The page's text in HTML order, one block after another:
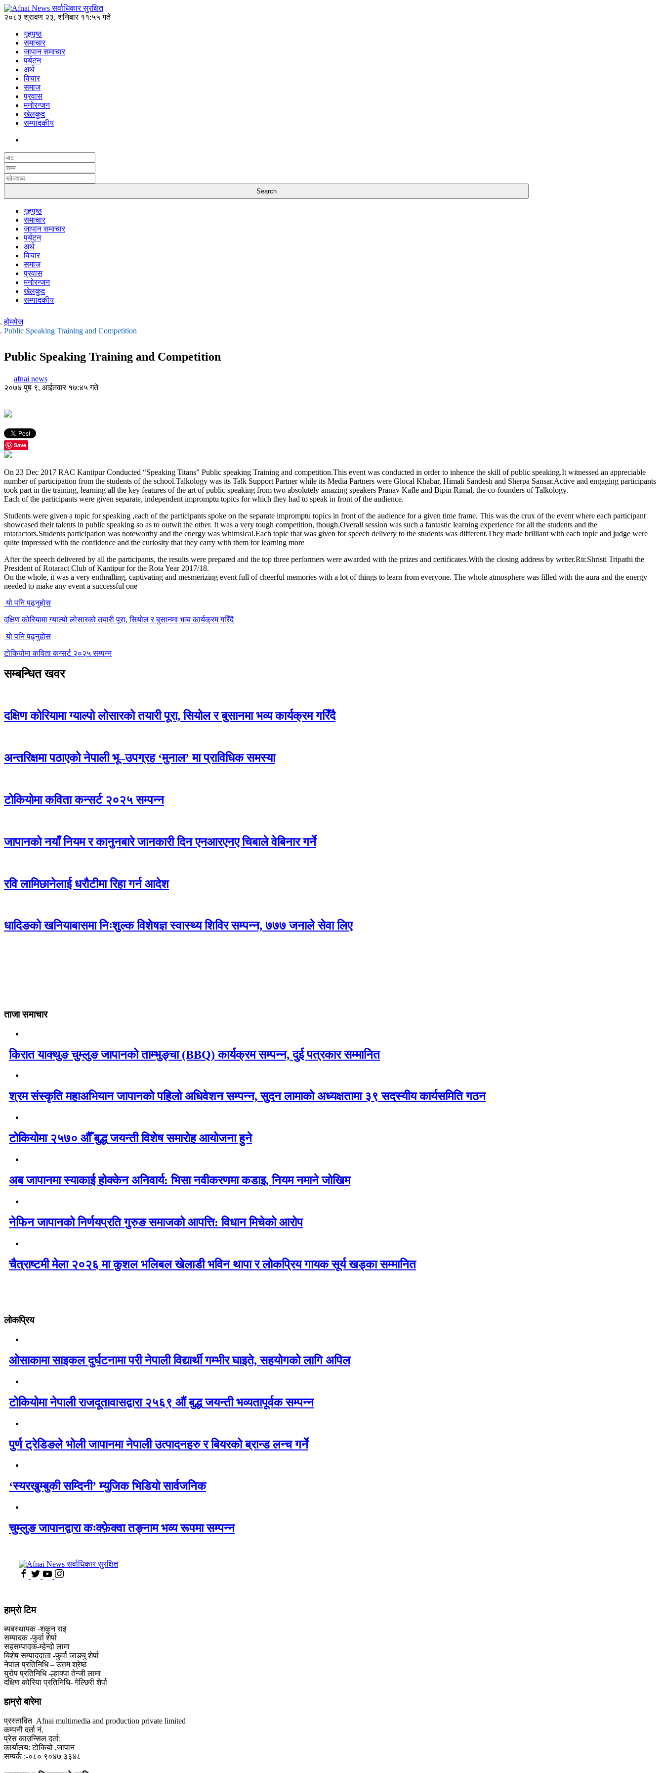
२०८३ श्रावण २३, शनिबार ११:५५ गते
गृहपृष्ठ
समाचार
जापान समाचार
पर्यटन
अर्थ
विचार
समाज
प्रवास
मनोरन्जन
खेलकुद
सम्पादकीय
गृहपृष्ठ
समाचार
जापान समाचार
पर्यटन
अर्थ
विचार
समाज
प्रवास
मनोरन्जन
खेलकुद
सम्पादकीय
होमपेज
Public Speaking Training and Competition
Public Speaking Training and Competition
afnai news
२०७४ पुष ९, आईतवार १७:४५ गते
Save
On 23 Dec 2017 RAC Kantipur Conducted “Speaking Titans” Public speaking Training and competition.This event was conducted in order to inhence the skill of public speaking.It witnessed an appreciable
number of participation from the students of the school.Talkology was its Talk Support Partner while its Media Partners were Glocal Khabar, Himali Sandesh and Sherpa Sansar.Active and engaging participants
took part in the training, learning all the key features of the art of public speaking from two absolutely amazing speakers Pranav Kafle and Bipin Rimal, the co-founders of Talkology.
Each of the participants were given separate, independent impromptu topics for which they had to speak in front of the audience.
Students were given a topic for speaking ,each of the participants spoke on the separate impromptu topics in front of the audience for a given time frame. This was the crux of the event where each participant
showcased their talents in public speaking so as to outwit the other. It was a very tough competition, though.Overall session was such a fantastic learning experience for all the students and the
rotaractors.Students participation was noteworthy and the energy was whimsical.Each topic that was given for speech delivery to the students was different.They made brilliant with each topic and judge were
quite impressed with the confidence and the curiosity that they carry with them for learning more
After the speech delivered by all the participants, the results were prepared and the top three performers were awarded with the prizes and certificates.With the closing address by writer.Rtr.Shristi Tripathi the
President of Rotaract Club of Kantipur for the Rota Year 2017/18.
On the whole, it was a very enthralling, captivating and mesmerizing event full of cheerful memories with a lot of things to learn from everyone. The whole atmosphere was filled with the aura and the energy
needed to make any event a successful one
यो पनि पढ्नुहोस
दक्षिण कोरियामा ग्याल्पो लोसारको तयारी पूरा, सियोल र बुसानमा भव्य कार्यक्रम गरिँदै
यो पनि पढ्नुहोस
टोकियोमा कविता कन्सर्ट २०२५ सम्पन्न
सम्बन्धित खवर
दक्षिण कोरियामा ग्याल्पो लोसारको तयारी पूरा, सियोल र बुसानमा भव्य कार्यक्रम गरिँदै
अन्तरिक्षमा पठाएको नेपाली भू–उपग्रह ‘मुनाल’ मा प्राविधिक समस्या
टोकियोमा कविता कन्सर्ट २०२५ सम्पन्न
जापानको नयाँ नियम र कानुनबारे जानकारी दिन एनआरएनए चिबाले वेबिनार गर्ने
रवि लामिछानेलाई धरौटीमा रिहा गर्न आदेश
धादिङको खनियाबासमा निःशुल्क विशेषज्ञ स्वास्थ्य शिविर सम्पन्न, ७७७ जनाले सेवा लिए
ताजा समाचार
किरात याक्थुङ चुम्लुङ जापानको ताम्भुङ्चा (BBQ) कार्यक्रम सम्पन्न, दुई पत्रकार सम्मानित
श्रम संस्कृति महाअभियान जापानको पहिलो अधिवेशन सम्पन्न, सुदन लामाको अध्यक्षतामा ३९ सदस्यीय कार्यसमिति गठन
टोकियोमा २५७० औँ बुद्ध जयन्ती विशेष समारोह आयोजना हुने
अब जापानमा स्याकाई होक्केन अनिवार्य: भिसा नवीकरणमा कडाइ, नियम नमाने जोखिम
नेफिन जापानको निर्णयप्रति गुरुङ समाजको आपत्ति: विधान मिचेको आरोप
चैत्राष्टमी मेला २०२६ मा कुशल भलिबल खेलाडी भविन थापा र लोकप्रिय गायक सूर्य खड्का सम्मानित
लोकप्रिय
ओसाकामा साइकल दुर्घटनामा परी नेपाली विद्यार्थी गम्भीर घाइते, सहयोगको लागि अपिल
टोकियोमा नेपाली राजदूतावासद्वारा २५६९ औं बुद्ध जयन्ती भव्यतापूर्वक सम्पन्न
पुर्ण ट्रेडिङले भोली जापानमा नेपाली उत्पादनहरु र बियरको ब्रान्ड लन्च गर्ने
‘स्यरखुम्बुकी सम्दिनी’ म्युजिक भिडियो सार्वजनिक
चुम्लुङ जापानद्वारा कःक्फ़ेक्वा तङ्नाम भव्य रूपमा सम्पन्न
हाम्राे टिम
ब्यबस्थापक -शकुन राइ
सम्पादक -फुर्वा शेर्पा
सहसम्पादक-म्हेन्दो लामा
‍बिशेष सम्पाददाता -फुर्वा जा‌ङबु शेर्पा
नेपाल प्रतिनिधि – उत्तम श्रेष्ठ
युरोप प्रतिनिधि -ल्हाक्पा तेन्जी लामा
दक्षिण कोरिया प्रतिनिधि- गेल्छिरी शेर्पा
हाम्रो बारेमा
प्रस्तावित Afnai multimedia and production private limited
कम्पनी दर्ता नं.
प्रेस काउन्सिल दर्ता:
कार्यालय: टोकियो ,जापान
सम्पर्क :-०८० ९०४७ ३३४८